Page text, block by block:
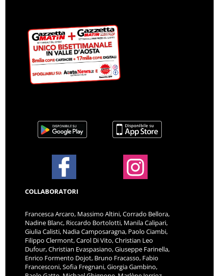
COLLABORATORI
Francesca Arcaro, Massimo Altini, Corrado Bellora,
Nadine Blanc, Riccardo Bortolotti, Manila Calipari,
Giulia Calisti, Nadia Camposaragna, Paolo Ciambi,
Filippo Clermont, Carol Di Vito, Christian Leo
Dufour, Christian Evaspasiano, Giuseppe Farinella,
Enrico Formento Dojot, Bruno Fracasso, Fabio
Francesconi, Sofia Fregnani, Giorgia Gambino,